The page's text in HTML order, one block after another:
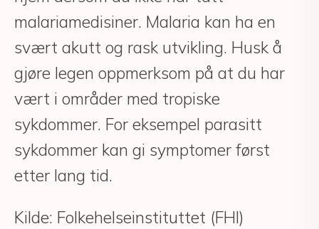
malariamedisiner. Malaria kan ha en
svært akutt og rask utvikling. Husk å
gjøre legen oppmerksom på at du har
vært i områder med tropiske
sykdommer. For eksempel parasitt
sykdommer kan gi symptomer først
etter lang tid.
Kilde: Folkehelseinstituttet (FHI)